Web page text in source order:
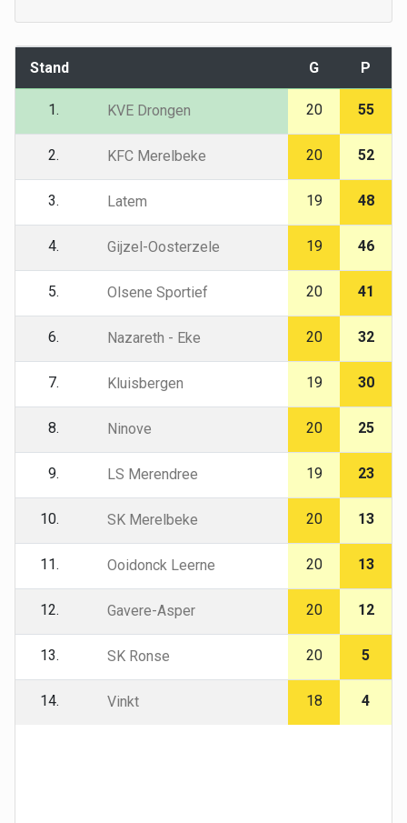
Stand G P
1. KVE Drongen 20 55
2. KFC Merelbeke 20 52
3. Latem 19 48
4. Gijzel-Oosterzele 19 46
5. Olsene Sportief 20 41
6. Nazareth - Eke 20 32
7. Kluisbergen 19 30
8. Ninove 20 25
9. LS Merendree 19 23
10. SK Merelbeke 20 13
11. Ooidonck Leerne 20 13
12. Gavere-Asper 20 12
13. SK Ronse 20 5
14. Vinkt 18 4